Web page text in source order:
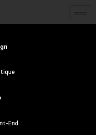
End